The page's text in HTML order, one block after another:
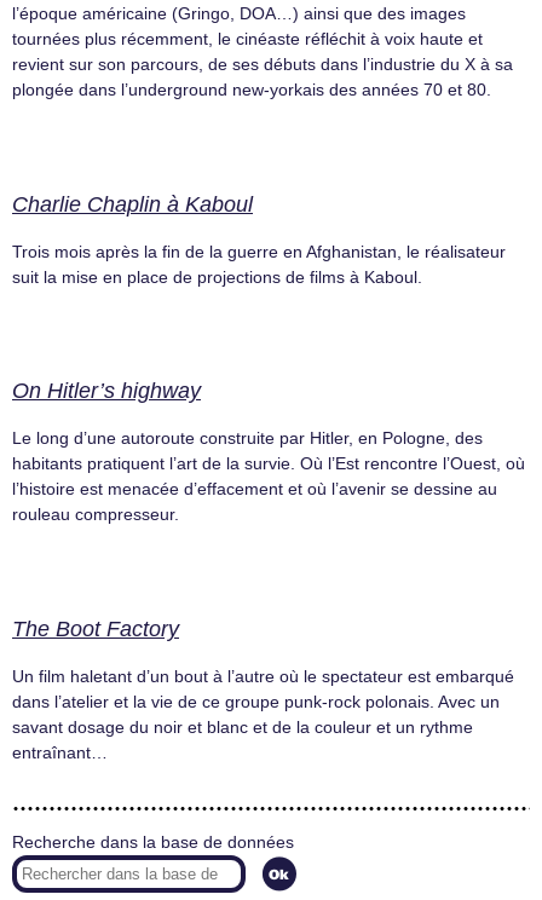
l’époque américaine (Gringo, DOA…) ainsi que des images
tournées plus récemment, le cinéaste réfléchit à voix haute et
revient sur son parcours, de ses débuts dans l’industrie du X à sa
plongée dans l’underground new-yorkais des années 70 et 80.
Charlie Chaplin à Kaboul
Trois mois après la fin de la guerre en Afghanistan, le réalisateur
suit la mise en place de projections de films à Kaboul.
On Hitler’s highway
Le long d’une autoroute construite par Hitler, en Pologne, des
habitants pratiquent l’art de la survie. Où l’Est rencontre l’Ouest, où
l’histoire est menacée d’effacement et où l’avenir se dessine au
rouleau compresseur.
The Boot Factory
Un film haletant d’un bout à l’autre où le spectateur est embarqué
dans l’atelier et la vie de ce groupe punk-rock polonais. Avec un
savant dosage du noir et blanc et de la couleur et un rythme
entraînant…
Recherche dans la base de données